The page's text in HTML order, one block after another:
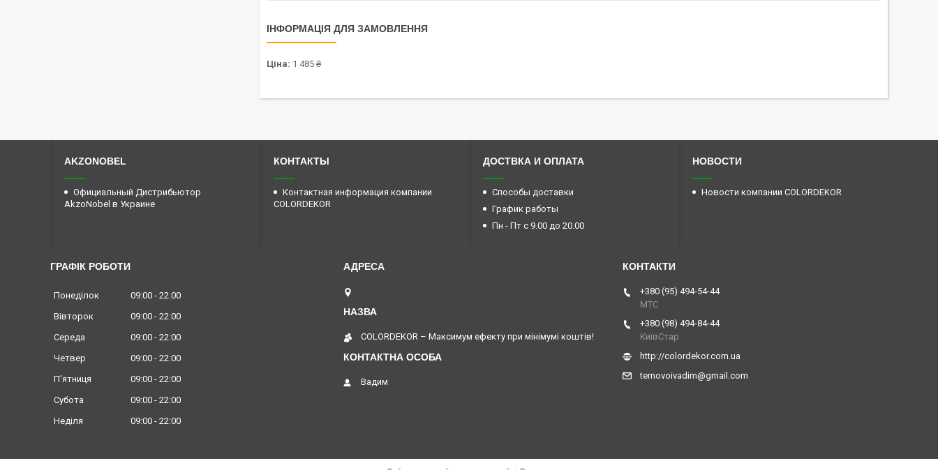
ІНФОРМАЦІЯ ДЛЯ ЗАМОВЛЕННЯ
Ціна: 1 485 ₴
AKZONOBEL
Официальный Дистрибьютор
AkzoNobel в Украине
КОНТАКТЫ
Контактная информация компании
COLORDEKOR
ДОСТВКА И ОПЛАТА
Способы доставки
График работы
Пн - Пт с 9.00 до 20.00
НОВОСТИ
Новости компании COLORDEKOR
ГРАФІК РОБОТИ
Понеділок 09:00
22:00
Вівторок
09:00
22:00
Середа
09:00
22:00
Четвер
09:00
22:00
Пʼятниця
09:00
22:00
Субота
09:00
22:00
Неділя
09:00 22:00
COLORDEKOR – Максимум ефекту при мінімумі коштів!
Вадим
+380 (95) 494-54-44
МТС
+380 (98) 494-84-44
КиївСтар
http://colordekor.com.ua
ternovoivadim@gmail.com